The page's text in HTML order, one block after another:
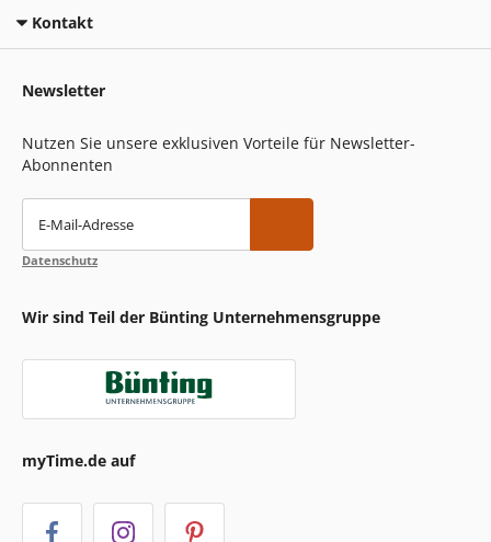
Kontakt
Newsletter
Nutzen Sie unsere exklusiven Vorteile für Newsletter-
Abonnenten
E-Mail-Adresse
Datenschutz
Wir sind Teil der Bünting Unternehmensgruppe
myTime.de auf